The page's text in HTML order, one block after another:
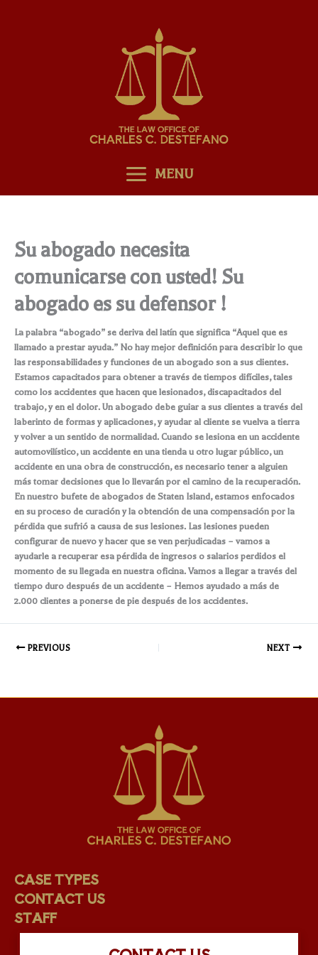
MENU
Su abogado necesita
comunicarse con usted! Su
abogado es su defensor !
La palabra “abogado” se deriva del latín que significa “Aquel que es
llamado a prestar ayuda.” No hay mejor definición para describir lo que
las responsabilidades y funciones de un abogado son a sus clientes.
Estamos capacitados para obtener a través de tiempos difíciles, tales
como los accidentes que hacen que lesionados, discapacitados del
trabajo, y en el dolor. Un abogado debe guiar a sus clientes a través del
laberinto de formas y aplicaciones, y ayudar al cliente se vuelva a tierra
y volver a un sentido de normalidad. Cuando se lesiona en un accidente
automovilístico, un accidente en una tienda u otro lugar público, un
accidente en una obra de construcción, es necesario tener a alguien
más tomar decisiones que lo llevarán por el camino de la recuperación.
En nuestro bufete de abogados de Staten Island, estamos enfocados
en su proceso de curación y la obtención de una compensación por la
pérdida que sufrió a causa de sus lesiones. Las lesiones pueden
configurar de nuevo y hacer que se ven perjudicadas – vamos a
ayudarle a recuperar esa pérdida de ingresos o salarios perdidos el
momento de su llegada en nuestra oficina. Vamos a llegar a través del
tiempo duro después de un accidente – Hemos ayudado a más de
2.000 clientes a ponerse de pie después de los accidentes.
PREVIOUS NEXT
CASE TYPES
CONTACT US
STAFF